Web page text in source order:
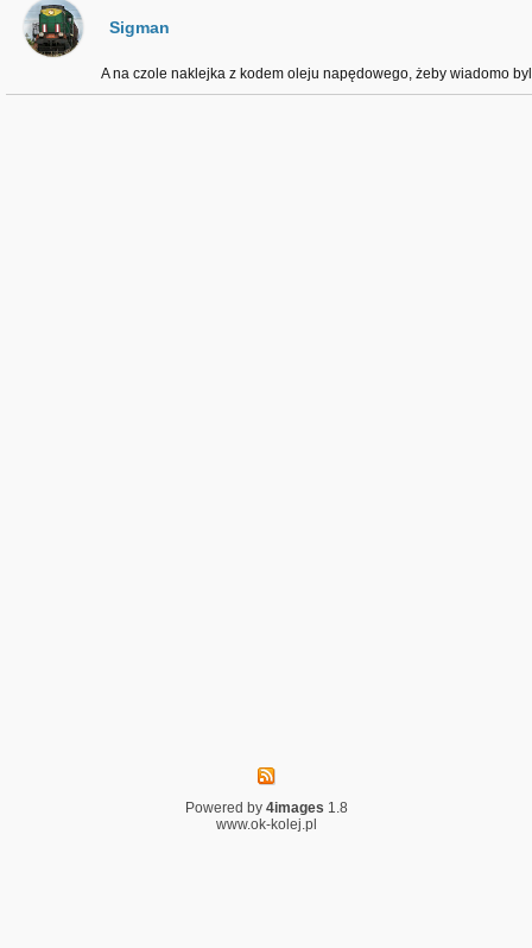
Sigman
A na czole naklejka z kodem oleju napędowego, żeby wiadomo
Powered by 4images 1.8
www.ok-kolej.pl